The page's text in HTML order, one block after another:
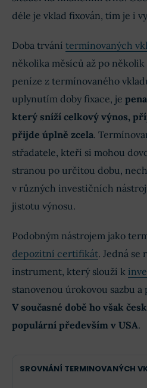
déle je vklad fixován, tím je i
Doba trvání termínovaných
několika měsíců až po
peníze z termínovaného
uplynutím doby fixace, je
který sníží celkový výnos,
přijde úplně zcela.
střadatele, kteří si mohou
stranou po určitou dobu,
v různých investičních
jistotu výnosu.
Podobným nástrojem jako
depozitní certifikát. Jedná se
instrument, který slouží k
stanovenou úrokovou sazbu
V současné době ho však
populární především v USA.
SROVNÁNÍ TERMINOVANÝCH